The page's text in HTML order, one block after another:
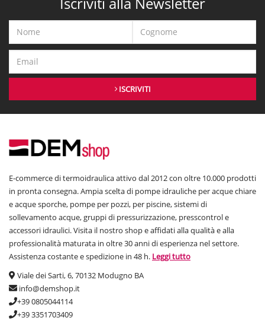
ISCRIVITI
E-commerce di termoidraulica attivo dal 2012 con oltre 10.000 prodotti
in pronta consegna. Ampia scelta di pompe idrauliche per acque chiare
e acque sporche, pompe per pozzi, per piscine, sistemi di
sollevamento acque, gruppi di pressurizzazione, presscontrol e
accessori idraulici. Visita il nostro shop e affidati alla qualità e alla
professionalità maturata in oltre 30 anni di esperienza nel settore.
Assistenza costante e spedizione in 48 h. Leggi tutto
Viale dei Sarti, 6, 70132 Modugno BA
info@demshop.it
+39 0805044114
+39 3351703409